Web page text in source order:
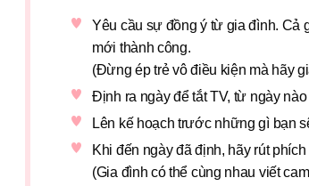
Yêu cầu sự đồng ý từ gia đình. Cả
mới thành công.
(Đừng ép trẻ vô điều kiện mà hãy
Định ra ngày để tắt TV, từ ngày
Lên kế hoạch trước những gì bạn
Khi đến ngày đã định, hãy rút phích
(Gia đình có thể cùng nhau viết